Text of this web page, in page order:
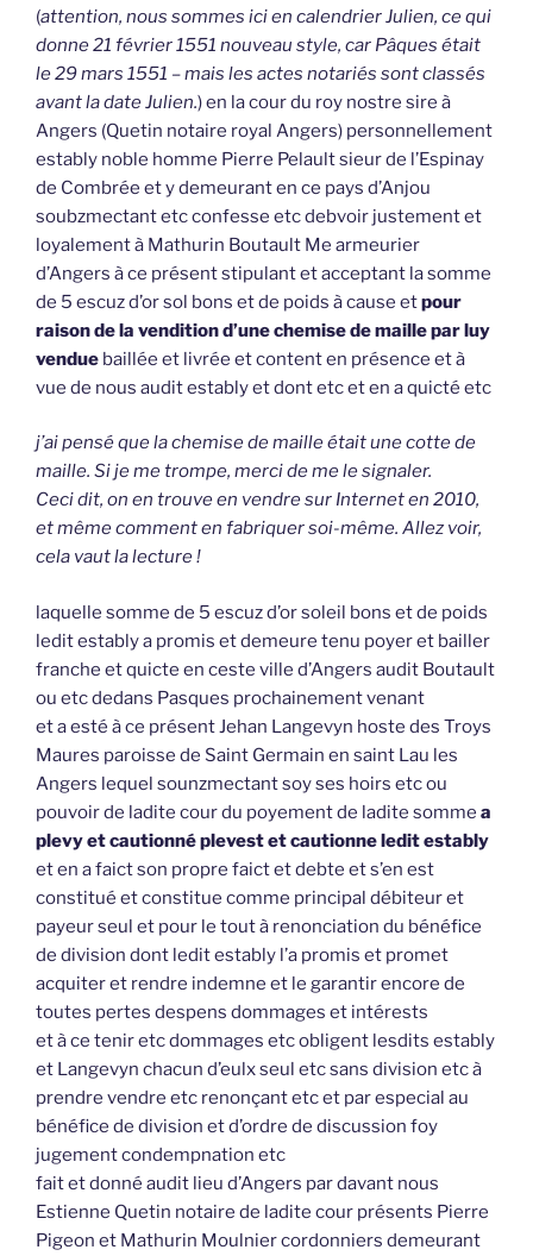
(attention, nous sommes ici en calendrier Julien, ce qui
donne 21 février 1551 nouveau style, car Pâques était
le 29 mars 1551 – mais les actes notariés sont classés
avant la date Julien.) en la cour du roy nostre sire à
Angers (Quetin notaire royal Angers) personnellement
estably noble homme Pierre Pelault sieur de l’Espinay
de Combrée et y demeurant en ce pays d’Anjou
soubzmectant etc confesse etc debvoir justement et
loyalement à Mathurin Boutault Me armeurier
d’Angers à ce présent stipulant et acceptant la somme
de 5 escuz d’or sol bons et de poids à cause etpour
raison de la vendition d’une chemise de maille par luy
vendue baillée et livrée et content en présence et à
vue de nous audit estably et dont etc et en a quicté etc
j’ai pensé que la chemise de maille était une cotte de
maille. Si je me trompe, merci de me le signaler.
Ceci dit, on en trouve en vendre sur Internet en 2010,
et même comment en fabriquer soi-même. Allez voir,
cela vaut la lecture !
laquelle somme de 5 escuz d’or soleil bons et de poids
ledit estably a promis et demeure tenu poyer et bailler
franche et quicte en ceste ville d’Angers audit Boutault
ou etc dedans Pasques prochainement venant
et a esté à ce présent Jehan Langevyn hoste des Troys
Maures paroisse de Saint Germain en saint Lau les
Angers lequel sounzmectant soy ses hoirs etc ou
pouvoir de ladite cour du poyement de ladite somme a
plevy et cautionné plevest et cautionne ledit estably
et en a faict son propre faict et debte et s’en est
constitué et constitue comme principal débiteur et
payeur seul et pour le tout à renonciation du bénéfice
de division dont ledit estably l’a promis et promet
acquiter et rendre indemne et le garantir encore de
toutes pertes despens dommages et intérests
et à ce tenir etc dommages etc obligent lesdits estably
et Langevyn chacun d’eulx seul etc sans division etc à
prendre vendre etc renonçant etc et par especial au
bénéfice de division et d’ordre de discussion foy
jugement condempnation etc
fait et donné audit lieu d’Angers par davant nous
Estienne Quetin notaire de ladite cour présents Pierre
Pigeon et Mathurin Moulnier cordonniers demeurant